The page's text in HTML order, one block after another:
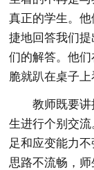
真正的学生。
捷地回答我们
们的解答。他
脆就趴在桌子上
教师既要
生进行个别交
足和应变能力
思路不流畅，